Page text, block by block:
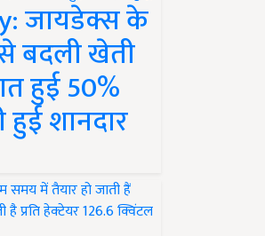
जायडेक्स के
बदली खेती
हुई 50%
शानदार